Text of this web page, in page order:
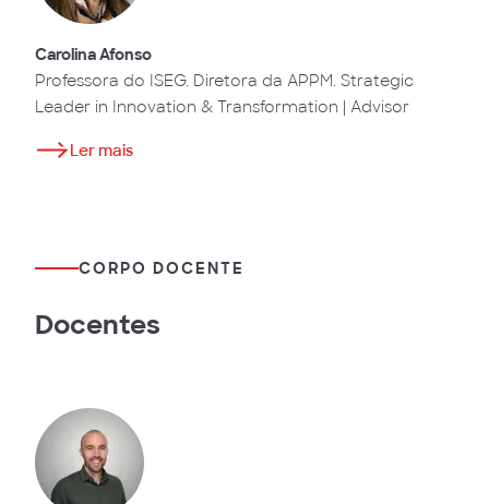
Carolina Afonso
Professora do ISEG. Diretora da APPM. Strategic
Leader in Innovation & Transformation | Advisor
Ler mais
CORPO DOCENTE
Docentes